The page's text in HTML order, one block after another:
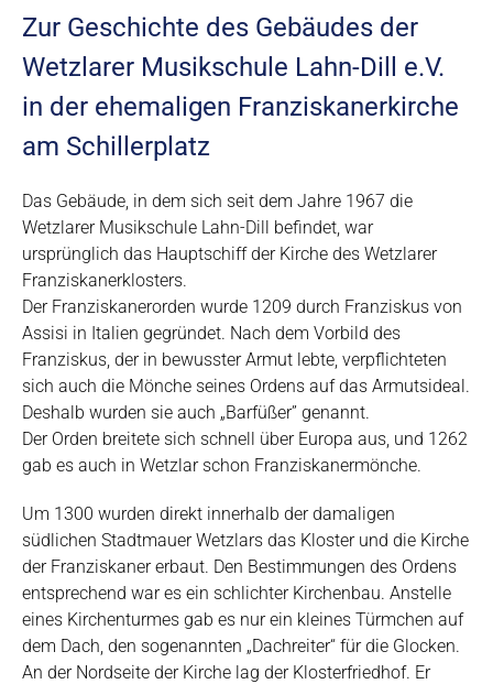
Zur Geschichte des Gebäudes der
Wetzlarer Musikschule Lahn-Dill e.V.
in der ehemaligen Franziskanerkirche
am Schillerplatz
Das Gebäude, in dem sich seit dem Jahre 1967 die
Wetzlarer Musikschule Lahn-Dill befindet, war
ursprünglich das Hauptschiff der Kirche des Wetzlarer
Franziskanerklosters.
Der Franziskanerorden wurde 1209 durch Franziskus von
Assisi in Italien gegründet. Nach dem Vorbild des
Franziskus, der in bewusster Armut lebte, verpflichteten
sich auch die Mönche seines Ordens auf das Armutsideal.
Deshalb wurden sie auch „Barfüßer” genannt.
Der Orden breitete sich schnell über Europa aus, und 1262
gab es auch in Wetzlar schon Franziskanermönche.
Um 1300 wurden direkt innerhalb der damaligen
südlichen Stadtmauer Wetzlars das Kloster und die Kirche
der Franziskaner erbaut. Den Bestimmungen des Ordens
entsprechend war es ein schlichter Kirchenbau. Anstelle
eines Kirchenturmes gab es nur ein kleines Türmchen auf
dem Dach, den sogenannten „Dachreiter“ für die Glocken.
An der Nordseite der Kirche lag der Klosterfriedhof. Er